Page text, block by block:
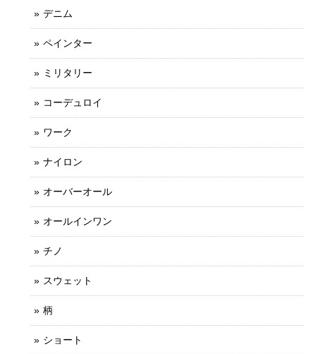
デニム
ペインター
ミリタリー
コーデュロイ
ワーク
ナイロン
オーバーオール
オールインワン
チノ
スウェット
柄
ショート